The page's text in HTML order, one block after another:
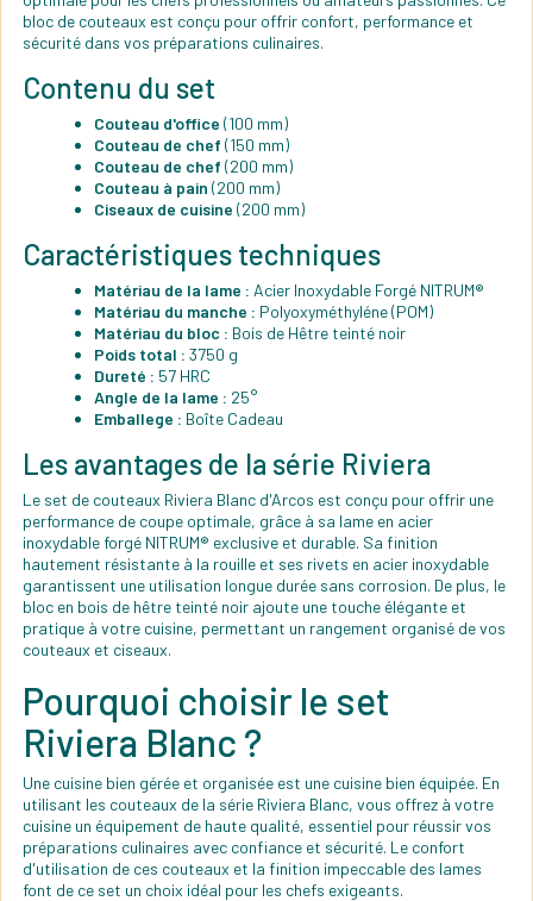
bloc de couteaux est conçu pour offrir confort, performance et
sécurité dans vos préparations culinaires.
Contenu du set
Couteau d'office (100 mm)
Couteau de chef (150 mm)
Couteau de chef (200 mm)
Couteau à pain (200 mm)
Ciseaux de cuisine (200 mm)
Caractéristiques techniques
Matériau de la lame : Acier Inoxydable Forgé NITRUM®
Matériau du manche : Polyoxyméthyléne (POM)
Matériau du bloc : Bois de Hêtre teinté noir
Poids total : 3750 g
Dureté : 57 HRC
Angle de la lame : 25°
Emballege : Boîte Cadeau
Les avantages de la série Riviera
Le set de couteaux Riviera Blanc d'Arcos est conçu pour offrir une
performance de coupe optimale, grâce à sa lame en acier
inoxydable forgé NITRUM® exclusive et durable. Sa finition
hautement résistante à la rouille et ses rivets en acier inoxydable
garantissent une utilisation longue durée sans corrosion. De plus, le
bloc en bois de hêtre teinté noir ajoute une touche élégante et
pratique à votre cuisine, permettant un rangement organisé de vos
couteaux et ciseaux.
Pourquoi choisir le set
Riviera Blanc ?
Une cuisine bien gérée et organisée est une cuisine bien équipée. En
utilisant les couteaux de la série Riviera Blanc, vous offrez à votre
cuisine un équipement de haute qualité, essentiel pour réussir vos
préparations culinaires avec confiance et sécurité. Le confort
d'utilisation de ces couteaux et la finition impeccable des lames
font de ce set un choix idéal pour les chefs exigeants.